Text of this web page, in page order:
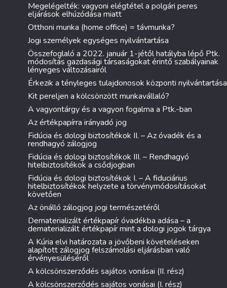
Megelégelték: vagyoni elégtétel a polgári peres
eljárások elhúzódása miatt
Otthoni munka (home office) = távmunka?
Jogi személyek egységes nyilvántartása
Összefoglaló a 2022. január 1-jétől hatályba lépő Ptk.
módosítás gazdasági társaságokat érintő szabályainak
lényeges változásairól
Érkezik a tényleges tulajdonosok központi nyilvántartása
Kit pereljen a kölcsönzött munkavállaló?
A vagyontárgy és a vagyon fogalma a Ptk.-ban
Az értékpapírra irányadó jog
Fidúcia és dologi biztosítékok II. – Az óvadék és a
rendhagyó zálogjog
Fidúcia és dologi biztosítékok III. – Rendhagyó
hitelbiztosítékok a csődjogban
Fidúcia és dologi biztosítékok I. – A fiduciárius
hitelbiztosítékok helyzete a törvénymódosításokat
követően
Az önálló zálogjog jogi természetéről
Dematerializált értékpapír óvadékba adása – a
dematerializált értékpapír mint a dologi jogok tárgya
A Kúria elvi határozata a jövőbeni követeléseken
alapított zálogjog felszámolási eljárásban való
érvényesüléséről
A kölcsönszerződés sajátos vonásai (II. rész)
A kölcsönszerződés sajátos vonásai (I. rész)